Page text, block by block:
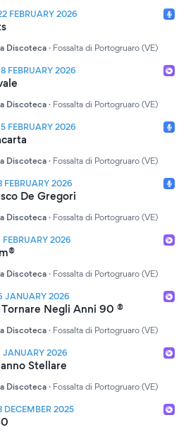
FEBRUARY 2026
Discoteca · Fossalta di Portogruaro (VE)
FEBRUARY 2026
Discoteca · Fossalta di Portogruaro (VE)
FEBRUARY 2026
Discoteca · Fossalta di Portogruaro (VE)
FEBRUARY 2026
De Gregori
Discoteca · Fossalta di Portogruaro (VE)
FEBRUARY 2026
Discoteca · Fossalta di Portogruaro (VE)
JANUARY 2026
Negli Anni 90 ®
Discoteca · Fossalta di Portogruaro (VE)
JANUARY 2026
Stellare
Discoteca · Fossalta di Portogruaro (VE)
DECEMBER 2025